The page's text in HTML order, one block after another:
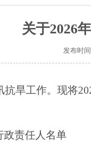
关于2026
发布时
抗旱工作。现将
政责任人名单